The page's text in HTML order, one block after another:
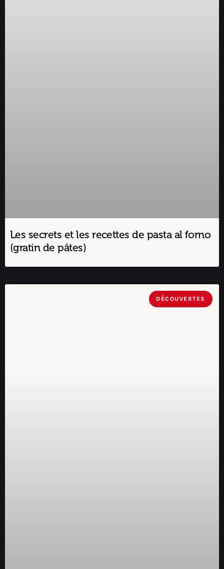
Les secrets et les recettes de pasta al forno
(gratin de pâtes)
DÉCOUVERTES